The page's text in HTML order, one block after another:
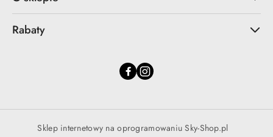
Rabaty
Sklep internetowy na oprogramowaniu Sky-Shop.pl